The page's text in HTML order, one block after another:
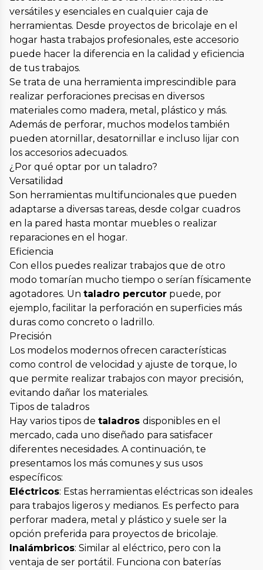
versátiles y esenciales en cualquier caja de
herramientas. Desde proyectos de bricolaje en el
hogar hasta trabajos profesionales, este accesorio
puede hacer la diferencia en la calidad y eficiencia
de tus trabajos.
Se trata de una herramienta imprescindible para
realizar perforaciones precisas en diversos
materiales como madera, metal, plástico y más.
Además de perforar, muchos modelos también
pueden atornillar, desatornillar e incluso lijar con
los accesorios adecuados.
¿Por qué optar por un taladro?
Versatilidad
Son herramientas multifuncionales que pueden
adaptarse a diversas tareas, desde colgar cuadros
en la pared hasta montar muebles o realizar
reparaciones en el hogar.
Eficiencia
Con ellos puedes realizar trabajos que de otro
modo tomarían mucho tiempo o serían físicamente
agotadores. Un taladro percutor puede, por
ejemplo, facilitar la perforación en superficies más
duras como concreto o ladrillo.
Precisión
Los modelos modernos ofrecen características
como control de velocidad y ajuste de torque, lo
que permite realizar trabajos con mayor precisión,
evitando dañar los materiales.
Tipos de taladros
Hay varios tipos de taladros disponibles en el
mercado, cada uno diseñado para satisfacer
diferentes necesidades. A continuación, te
presentamos los más comunes y sus usos
específicos:
Eléctricos: Estas herramientas eléctricas son ideales
para trabajos ligeros y medianos. Es perfecto para
perforar madera, metal y plástico y suele ser la
opción preferida para proyectos de bricolaje.
Inalámbricos: Similar al eléctrico, pero con la
ventaja de ser portátil. Funciona con baterías